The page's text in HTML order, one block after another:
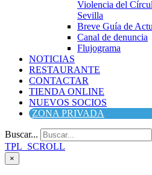
Violencia del
Sevilla
Breve Guía de
Canal de denuncia
Flujograma
NOTICIAS
RESTAURANTE
CONTACTAR
TIENDA ONLINE
NUEVOS SOCIOS
ZONA PRIVADA
Buscar...
TPL_SCROLL
×